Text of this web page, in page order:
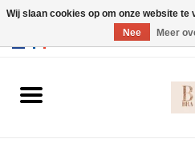
Wij slaan cookies op om onze website
Nee
Meer
Webshop werkt